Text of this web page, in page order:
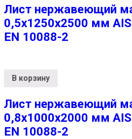
Лист нержавеющий
0,5х1250х2500 мм
EN 10088-2
В корзину
Лист нержавеющий
0,8х1000х2000 мм
EN 10088-2